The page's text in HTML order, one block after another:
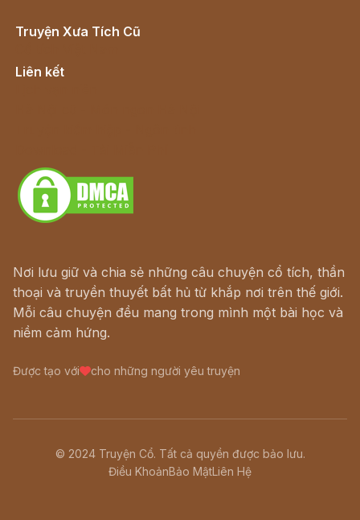
Truyện Xưa Tích Cũ
Liên kết
Nơi lưu giữ và chia sẻ những câu chuyện cổ tích, thần
thoại và truyền thuyết bất hủ từ khắp nơi trên thế giới.
Mỗi câu chuyện đều mang trong mình một bài học và
niềm cảm hứng.
Được tạo với cho những người yêu truyện
© 2024 Truyện Cổ. Tất cả quyền được bảo lưu.
Điều KhoảnBảo MậtLiên Hệ